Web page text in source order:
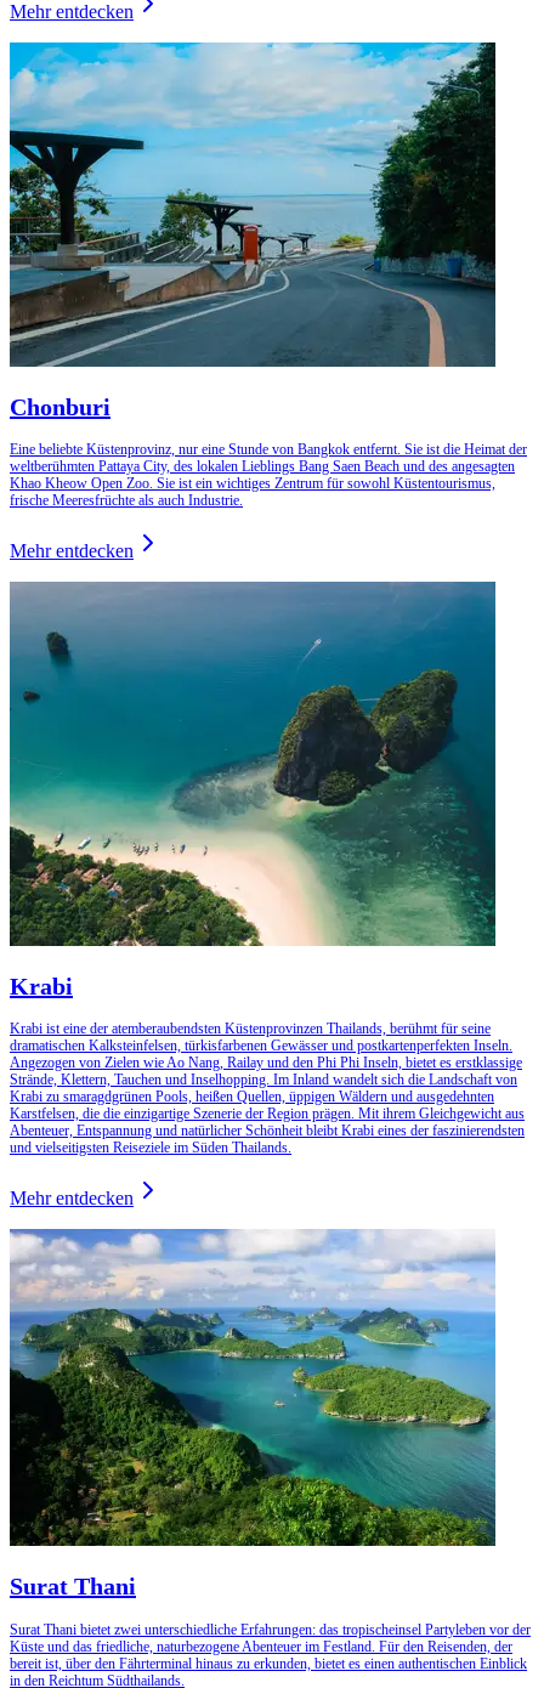
Mehr entdecken
Chonburi
Eine beliebte Küstenprovinz, nur eine Stunde von Bangkok entfernt. Sie ist die Heimat der
weltberühmten Pattaya City, des lokalen Lieblings Bang Saen Beach und des angesagten
Khao Kheow Open Zoo. Sie ist ein wichtiges Zentrum für sowohl Küstentourismus,
frische Meeresfrüchte als auch Industrie.
Mehr entdecken
Krabi
Krabi ist eine der atemberaubendsten Küstenprovinzen Thailands, berühmt für seine
dramatischen Kalksteinfelsen, türkisfarbenen Gewässer und postkartenperfekten Inseln.
Angezogen von Zielen wie Ao Nang, Railay und den Phi Phi Inseln, bietet es erstklassige
Strände, Klettern, Tauchen und Inselhopping. Im Inland wandelt sich die Landschaft von
Krabi zu smaragdgrünen Pools, heißen Quellen, üppigen Wäldern und ausgedehnten
Karstfelsen, die die einzigartige Szenerie der Region prägen. Mit ihrem Gleichgewicht aus
Abenteuer, Entspannung und natürlicher Schönheit bleibt Krabi eines der faszinierendsten
und vielseitigsten Reiseziele im Süden Thailands.
Mehr entdecken
Surat Thani
Surat Thani bietet zwei unterschiedliche Erfahrungen: das tropischeinsel Partyleben vor der
Küste und das friedliche, naturbezogene Abenteuer im Festland. Für den Reisenden, der
bereit ist, über den Fährterminal hinaus zu erkunden, bietet es einen authentischen Einblick
in den Reichtum Südthailands.